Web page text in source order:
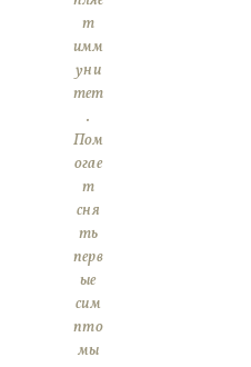
т
имм
уни
тет
.
Пом
огае
т
сня
ть
перв
ые
сим
пто
мы